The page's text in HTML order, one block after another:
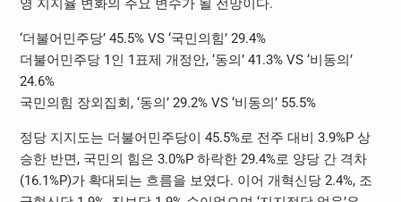
영 지지율 변화의 주요 변수가 될 전망이다.
‘더불어민주당’ 45.5% VS ‘국민의힘’ 29.4%
더불어민주당 1인 1표제 개정안, ‘동의’ 41.3% VS ‘비동의’
24.6%
국민의힘 장외집회, ‘동의’ 29.2% VS ‘비동의’ 55.5%
정당 지지도는 더불어민주당이 45.5%로 전주 대비 3.9%P 상
승한 반면, 국민의 힘은 3.0%P 하락한 29.4%로 양당 간 격차
(16.1%P)가 확대되는 흐름을 보였다. 이어 개혁신당 2.4%, 조